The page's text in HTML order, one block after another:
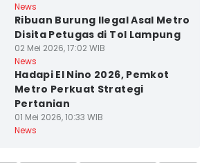
News
Ribuan Burung Ilegal Asal Metro
Disita Petugas di Tol Lampung
02 Mei 2026, 17:02 WIB
News
Hadapi El Nino 2026, Pemkot
Metro Perkuat Strategi
Pertanian
01 Mei 2026, 10:33 WIB
News